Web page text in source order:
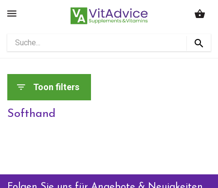
Toon filters
Softhand